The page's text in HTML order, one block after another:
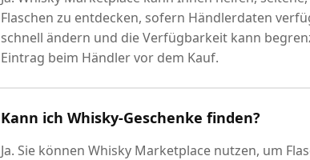
Flaschen zu entdecken, sofern Händlerdaten
schnell ändern und die Verfügbarkeit kann
Eintrag beim Händler vor dem Kauf.
Kann ich Whisky-Geschenke finden?
Ja. Sie können Whisky Marketplace nutzen, um